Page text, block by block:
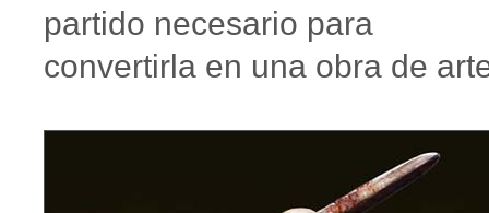
partido necesario para
convertirla en una obra de